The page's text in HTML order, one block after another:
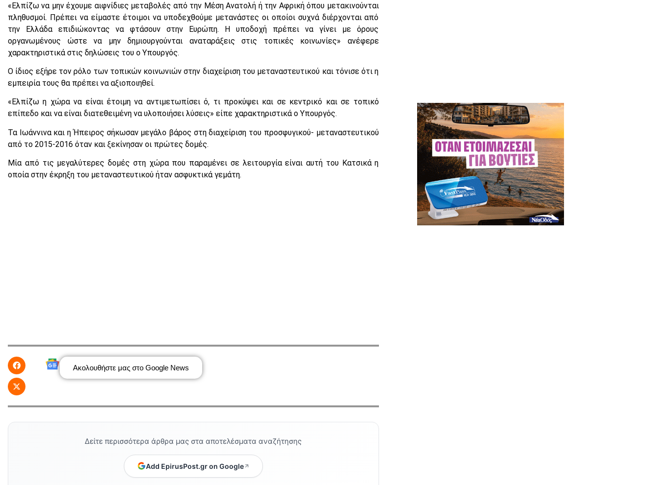
«Ελπίζω να μην έχουμε αιφνίδιες μεταβολές από την Μέση Ανατολή ή την Αφρική όπου μετακινούνται
πληθυσμοί. Πρέπει να είμαστε έτοιμοι να υποδεχθούμε μετανάστες οι οποίοι συχνά διέρχονται από
την Ελλάδα επιδιώκοντας να φτάσουν στην Ευρώπη. Η υποδοχή πρέπει να γίνει με όρους
οργανωμένους ώστε να μην δημιουργούνται αναταράξεις στις τοπικές κοινωνίες» ανέφερε
χαρακτηριστικά στις δηλώσεις του ο Υπουργός.
Ο ίδιος εξήρε τον ρόλο των τοπικών κοινωνιών στην διαχείριση του μεταναστευτικού και τόνισε ότι η
εμπειρία τους θα πρέπει να αξιοποιηθεί.
«Ελπίζω η χώρα να είναι έτοιμη να αντιμετωπίσει ό, τι προκύψει και σε κεντρικό και σε τοπικό
επίπεδο και να είναι διατεθειμένη να υλοποιήσει λύσεις» είπε χαρακτηριστικά ο Υπουργός.
Τα Ιωάννινα και η Ήπειρος σήκωσαν μεγάλο βάρος στη διαχείριση του προσφυγικού- μεταναστευτικού
από το 2015-2016 όταν και ξεκίνησαν οι πρώτες δομές.
Μία από τις μεγαλύτερες δομές στη χώρα που παραμένει σε λειτουργία είναι αυτή του Κατσικά η
οποία στην έκρηξη του μεταναστευτικού ήταν ασφυκτικά γεμάτη.
Ακολουθήστε μας στο Google News
Δείτε περισσότερα άρθρα μας στα αποτελέσματα αναζήτησης
Add EpirusPost.gr on Google